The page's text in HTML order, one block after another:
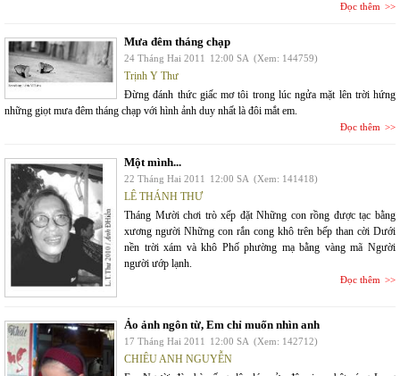
Đọc thêm
Mưa đêm tháng chạp
24 Tháng Hai 2011 12:00 SA (Xem: 144759)
Trịnh Y Thư
Đừng đánh thức giấc mơ tôi trong lúc ngửa mặt lên trời hứng
những giọt mưa đêm tháng chạp với hình ảnh duy nhất là đôi mắt em.
Đọc thêm
Một mình...
22 Tháng Hai 2011 12:00 SA (Xem: 141418)
LÊ THÁNH THƯ
Tháng Mười chơi trò xếp đặt Những con rồng được tạc bằng
xương người Những con rắn cong khô trên bếp than cời Dưới
nền trời xám và khô Phố phường mạ bằng vàng mã Người
người ướp lạnh.
Đọc thêm
Ảo ảnh ngôn từ, Em chỉ muốn nhìn anh
17 Tháng Hai 2011 12:00 SA (Xem: 142712)
CHIÊU ANH NGUYỄN